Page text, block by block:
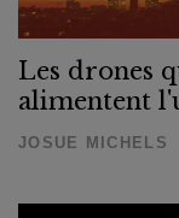
Les drones
alimentent
JOSUE MICHELS